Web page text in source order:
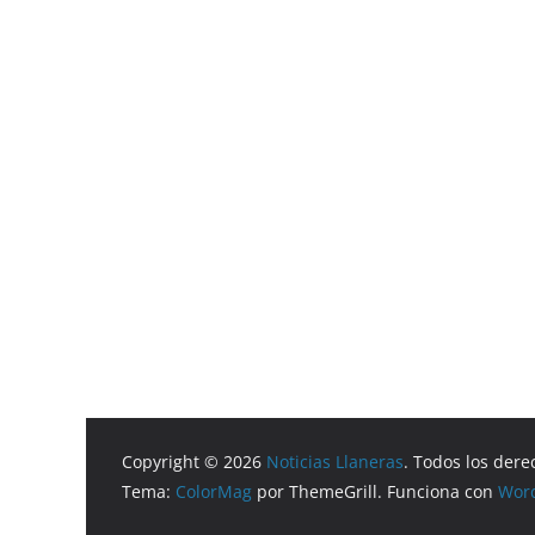
Copyright © 2026 Noticias Llaneras. Todos los
Tema: ColorMag por ThemeGrill. Funciona con